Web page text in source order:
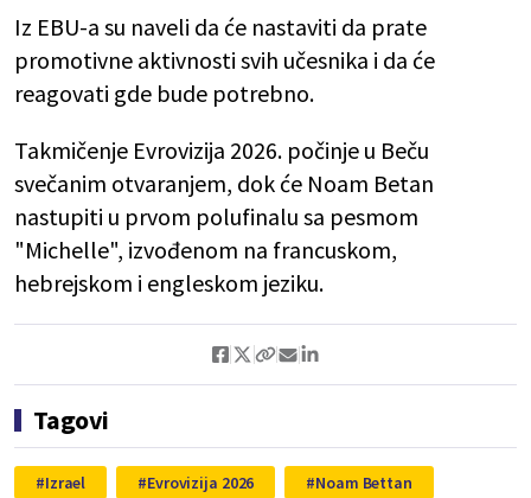
Iz EBU-a su naveli da će nastaviti da prate
promotivne aktivnosti svih učesnika i da će
reagovati gde bude potrebno.
Takmičenje Evrovizija 2026. počinje u Beču
svečanim otvaranjem, dok će Noam Betan
nastupiti u prvom polufinalu sa pesmom
"Michelle", izvođenom na francuskom,
hebrejskom i engleskom jeziku.
Tagovi
Izrael Evrovizija 2026 Noam Bettan